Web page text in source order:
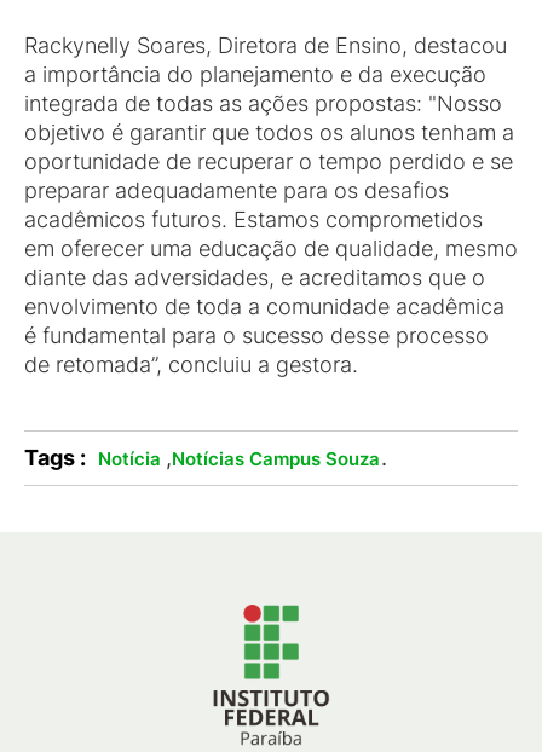
Rackynelly Soares, Diretora de Ensino, destacou
a importância do planejamento e da execução
integrada de todas as ações propostas: "Nosso
objetivo é garantir que todos os alunos tenham a
oportunidade de recuperar o tempo perdido e se
preparar adequadamente para os desafios
acadêmicos futuros. Estamos comprometidos
em oferecer uma educação de qualidade, mesmo
diante das adversidades, e acreditamos que o
envolvimento de toda a comunidade acadêmica
é fundamental para o sucesso desse processo
de retomada”, concluiu a gestora.
Tags : Notícia ,Notícias Campus Souza.